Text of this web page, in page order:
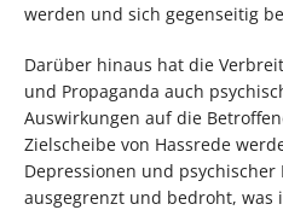
werden und sich gegenseitig
Darüber hinaus hat die
und Propaganda auch
Auswirkungen auf die
Zielscheibe von Hassrede
Depressionen und
ausgegrenzt und bedroht, was